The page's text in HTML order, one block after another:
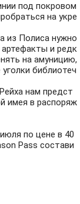
под покровом
на укре
из Полиса нужно
и редк
на амуницию,
библиотеч
нам предст
имея в распоряж
по цене в 40
Pass состави